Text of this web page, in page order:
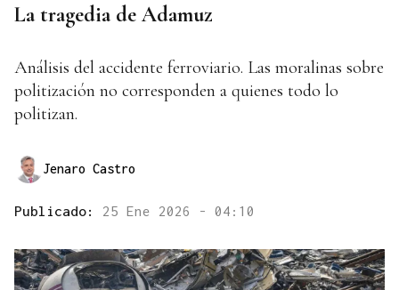
La tragedia de Adamuz
Análisis del accidente ferroviario. Las moralinas sobre
politización no corresponden a quienes todo lo
politizan.
Jenaro Castro
Publicado: 25 Ene 2026 - 04:10